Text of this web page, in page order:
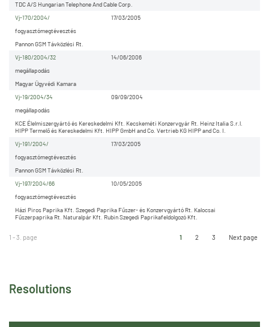
Resolutions
TDC A/S Hungarian Telephone And Cable Corp.
17/03/2005
Vj-170/2004/
Pannon GSM Távközlési Rt.
fogyasztómegtévesztés
14/06/2006
Vj-180/2004/32
Magyar Ügyvédi Kamara
megállapodás
09/09/2004
Vj-19/2004/34
KCE Élelmiszergyártó és Kereskedelmi Kft. Kecskeméti Konzervgyár Rt. Heinz Italia S.r.l.
HIPP Termelő és Kereskedelmi Kft. HIPP GmbH and Co. Vertrieb KG HIPP and Co. I.
megállapodás
17/03/2005
Vj-191/2004/
Pannon GSM Távközlési Rt.
fogyasztómegtévesztés
10/05/2005
Vj-197/2004/66
Házi Piros Paprika Kft. Szegedi Paprika Fűszer- és Konzervgyártó Rt. Kalocsai
Fűszerpaprika Rt. Naturalpár Kft. Rubin Szegedi Paprikafeldolgozó Kft.
fogyasztómegtévesztés
1 - 3. page 1 2 3 Next page